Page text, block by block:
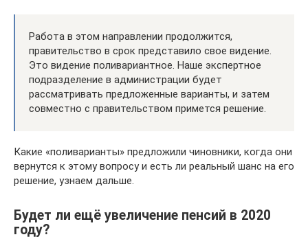
Работа в этом направлении продолжится,
правительство в срок представило свое видение.
Это видение поливариантное. Наше экспертное
подразделение в администрации будет
рассматривать предложенные варианты, и затем
совместно с правительством примется решение.
Какие «поливарианты» предложили чиновники, когда они
вернутся к этому вопросу и есть ли реальный шанс на его
решение, узнаем дальше.
Будет ли ещё увеличение пенсий в 2020
году?